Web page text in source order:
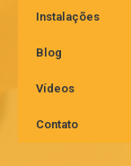
Instalações
Blog
Vídeos
Contato